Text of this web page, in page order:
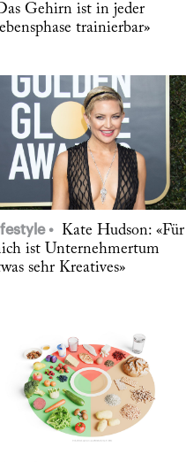
Gehirn ist in jeder
trainierbar»
Kate Hudson: «Für
ist Unternehmertum
sehr Kreatives»